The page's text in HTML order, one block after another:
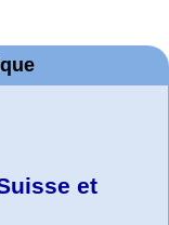
et